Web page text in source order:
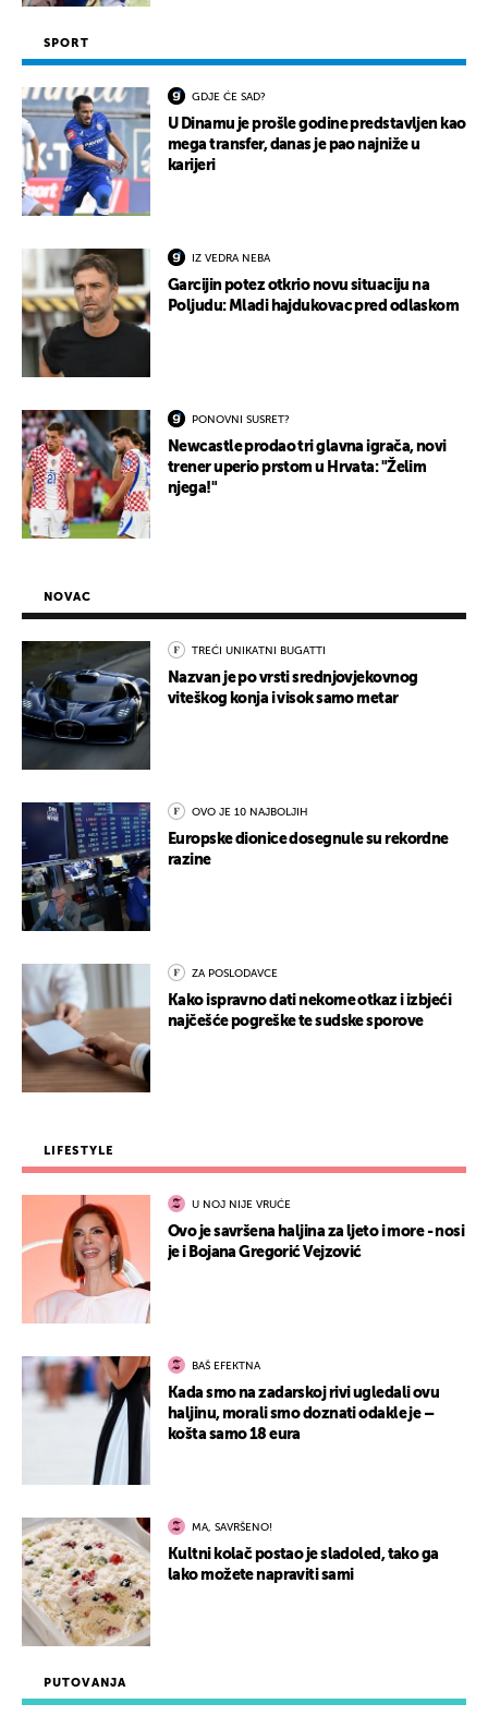
SPORT
GDJE ĆE SAD?
U Dinamu je prošle godine predstavljen kao
mega transfer, danas je pao najniže u
karijeri
IZ VEDRA NEBA
Garcijin potez otkrio novu situaciju na
Poljudu: Mladi hajdukovac pred odlaskom
PONOVNI SUSRET?
Newcastle prodao tri glavna igrača, novi
trener uperio prstom u Hrvata: "Želim
njega!"
PUTOVANJA
NOVAC
TREĆI UNIKATNI BUGATTI
Nazvan je po vrsti srednjovjekovnog
viteškog konja i visok samo metar
OVO JE 10 NAJBOLJIH
Europske dionice dosegnule su rekordne
razine
ZA POSLODAVCE
Kako ispravno dati nekome otkaz i izbjeći
najčešće pogreške te sudske sporove
LIFESTYLE
U NOJ NIJE VRUĆE
Ovo je savršena haljina za ljeto i more - nosi
je i Bojana Gregorić Vejzović
BAŠ EFEKTNA
Kada smo na zadarskoj rivi ugledali ovu
haljinu, morali smo doznati odakle je –
košta samo 18 eura
MA, SAVRŠENO!
Kultni kolač postao je sladoled, tako ga
lako možete napraviti sami